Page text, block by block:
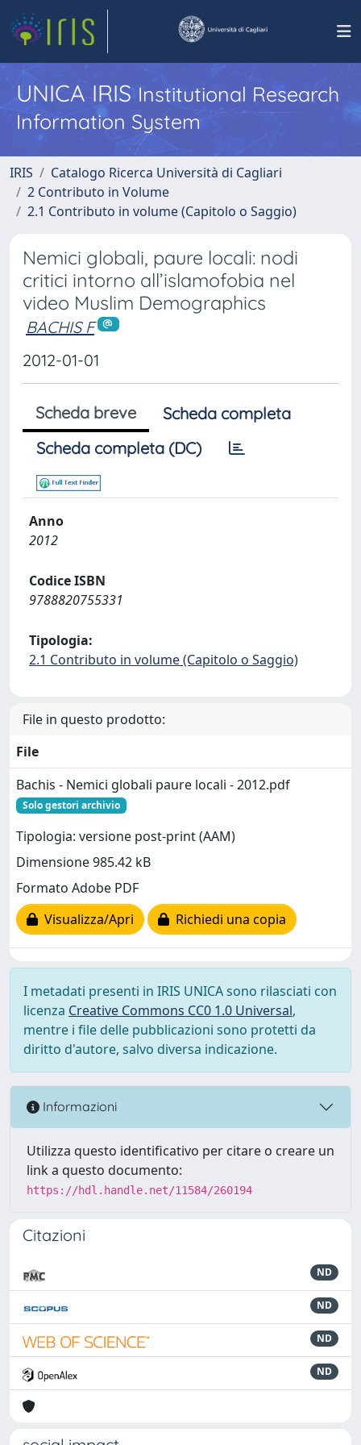
UNICA IRISInstitutional Research
Information System
IRIS
Catalogo Ricerca Università di Cagliari
2 Contributo in Volume
2.1 Contributo in volume (Capitolo o Saggio)
Nemici globali, paure locali: nodi
critici intorno all’islamofobia nel
video Muslim Demographics
BACHIS F
2012-01-01
Scheda breve
Scheda completa
Scheda completa (DC)
Anno
2012
Codice ISBN
9788820755331
Tipologia:
2.1 Contributo in volume (Capitolo o Saggio)
File in questo prodotto:
File
Bachis - Nemici globali paure locali - 2012.pdf
Solo gestori archivio
Tipologia: versione post-print (AAM)
Dimensione 985.42 kB
Formato Adobe PDF
Visualizza/Apri
Richiedi una copia
I metadati presenti in IRIS UNICA sono rilasciati con
licenza Creative Commons CC0 1.0 Universal,
mentre i file delle pubblicazioni sono protetti da
diritto d'autore, salvo diversa indicazione.
Informazioni
Utilizza questo identificativo per citare o creare un
link a questo documento:
https://hdl.handle.net/11584/260194
Citazioni
ND
ND
ND
ND